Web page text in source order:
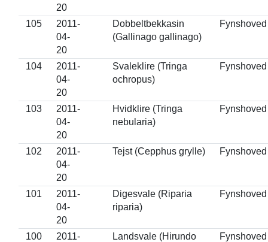
20
105
2011-
04-
20
Dobbeltbekkasin
(Gallinago gallinago)
Fynshoved
104
2011-
04-
20
Svaleklire (Tringa
ochropus)
Fynshoved
103
2011-
04-
20
Hvidklire (Tringa
nebularia)
Fynshoved
102
2011-
04-
20
Tejst (Cepphus grylle) Fynshoved
101
2011-
04-
20
Digesvale (Riparia
riparia)
Fynshoved
100
2011-
Landsvale (Hirundo
Fynshoved